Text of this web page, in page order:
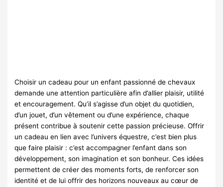
Choisir un cadeau pour un enfant passionné de chevaux
demande une attention particulière afin d’allier plaisir, utilité
et encouragement. Qu’il s’agisse d’un objet du quotidien,
d’un jouet, d’un vêtement ou d’une expérience, chaque
présent contribue à soutenir cette passion précieuse. Offrir
un cadeau en lien avec l’univers équestre, c’est bien plus
que faire plaisir : c’est accompagner l’enfant dans son
développement, son imagination et son bonheur. Ces idées
permettent de créer des moments forts, de renforcer son
identité et de lui offrir des horizons nouveaux au cœur de